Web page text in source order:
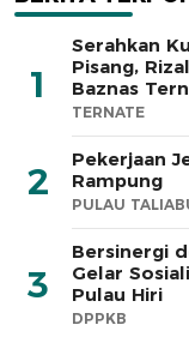
1
Serahkan
Pisang,
Baznas
TERNATE
2
Pekerjaan
Rampung
PULAU
3
Bersinergi
Gelar
Pulau Hiri
DPPKB